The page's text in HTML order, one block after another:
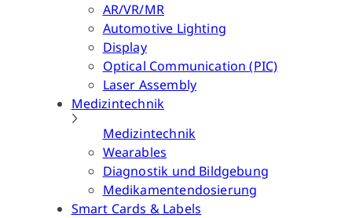
AR/VR/MR
Automotive Lighting
Display
Optical Communication (PIC)
Laser Assembly
Medizintechnik
Medizintechnik
Wearables
Diagnostik und Bildgebung
Medikamentendosierung
Smart Cards & Labels